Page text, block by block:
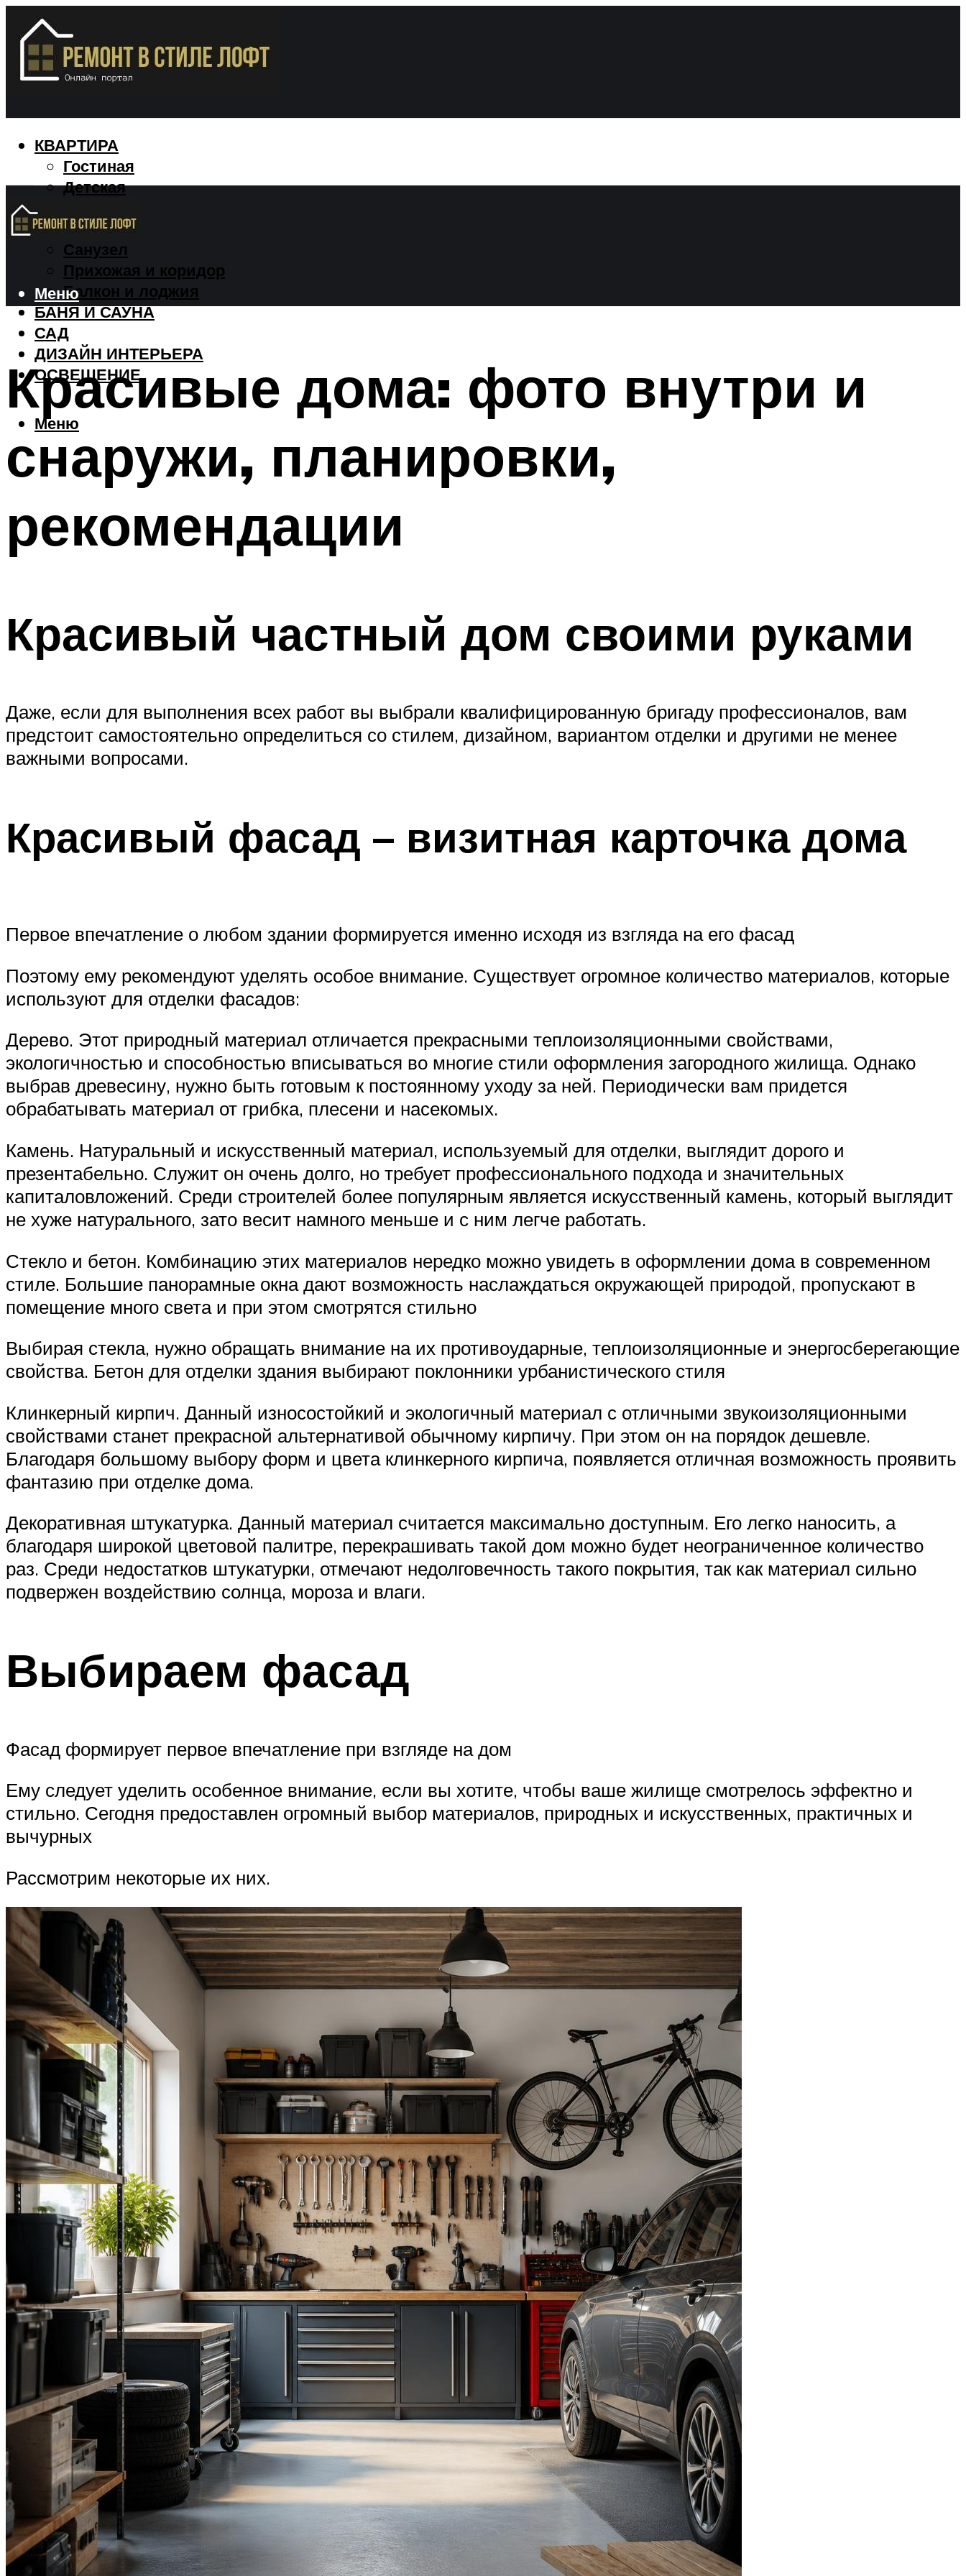
КВАРТИРА
Гостиная
Детская
Спальня
Санузел
Прихожая и коридор
Балкон и лоджия
БАНЯ И САУНА
САД
ДИЗАЙН ИНТЕРЬЕРА
ОСВЕЩЕНИЕ
Меню
Меню
Красивые дома: фото внутри и
снаружи, планировки,
рекомендации
Красивый частный дом своими руками
Даже, если для выполнения всех работ вы выбрали квалифицированную бригаду профессионалов, вам
предстоит самостоятельно определиться со стилем, дизайном, вариантом отделки и другими не менее
важными вопросами.
Красивый фасад – визитная карточка дома
Первое впечатление о любом здании формируется именно исходя из взгляда на его фасад
Поэтому ему рекомендуют уделять особое внимание. Существует огромное количество материалов, которые
используют для отделки фасадов:
Дерево. Этот природный материал отличается прекрасными теплоизоляционными свойствами,
экологичностью и способностью вписываться во многие стили оформления загородного жилища. Однако
выбрав древесину, нужно быть готовым к постоянному уходу за ней. Периодически вам придется
обрабатывать материал от грибка, плесени и насекомых.
Камень. Натуральный и искусственный материал, используемый для отделки, выглядит дорого и
презентабельно. Служит он очень долго, но требует профессионального подхода и значительных
капиталовложений. Среди строителей более популярным является искусственный камень, который выглядит
не хуже натурального, зато весит намного меньше и с ним легче работать.
Стекло и бетон. Комбинацию этих материалов нередко можно увидеть в оформлении дома в современном
стиле. Большие панорамные окна дают возможность наслаждаться окружающей природой, пропускают в
помещение много света и при этом смотрятся стильно
Выбирая стекла, нужно обращать внимание на их противоударные, теплоизоляционные и энергосберегающие
свойства. Бетон для отделки здания выбирают поклонники урбанистического стиля
Клинкерный кирпич. Данный износостойкий и экологичный материал с отличными звукоизоляционными
свойствами станет прекрасной альтернативой обычному кирпичу. При этом он на порядок дешевле.
Благодаря большому выбору форм и цвета клинкерного кирпича, появляется отличная возможность проявить
фантазию при отделке дома.
Декоративная штукатурка. Данный материал считается максимально доступным. Его легко наносить, а
благодаря широкой цветовой палитре, перекрашивать такой дом можно будет неограниченное количество
раз. Среди недостатков штукатурки, отмечают недолговечность такого покрытия, так как материал сильно
подвержен воздействию солнца, мороза и влаги.
Выбираем фасад
Фасад формирует первое впечатление при взгляде на дом
Ему следует уделить особенное внимание, если вы хотите, чтобы ваше жилище смотрелось эффектно и
стильно. Сегодня предоставлен огромный выбор материалов, природных и искусственных, практичных и
вычурных
Рассмотрим некоторые их них.